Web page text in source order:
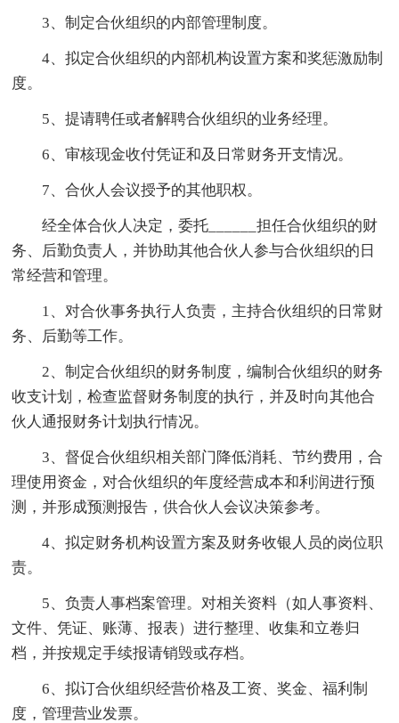
3、制定合伙组织的内部管理制度。
4、拟定合伙组织的内部机构设置方案和奖惩激励制
度。
5、提请聘任或者解聘合伙组织的业务经理。
6、审核现金收付凭证和及日常财务开支情况。
7、合伙人会议授予的其他职权。
经全体合伙人决定，委托______担任合伙组织的财
务、后勤负责人，并协助其他合伙人参与合伙组织的日
常经营和管理。
1、对合伙事务执行人负责，主持合伙组织的日常财
务、后勤等工作。
2、制定合伙组织的财务制度，编制合伙组织的财务
收支计划，检查监督财务制度的执行，并及时向其他合
伙人通报财务计划执行情况。
3、督促合伙组织相关部门降低消耗、节约费用，合
理使用资金，对合伙组织的年度经营成本和利润进行预
测，并形成预测报告，供合伙人会议决策参考。
4、拟定财务机构设置方案及财务收银人员的岗位职
责。
5、负责人事档案管理。对相关资料（如人事资料、
文件、凭证、账薄、报表）进行整理、收集和立卷归
档，并按规定手续报请销毁或存档。
6、拟订合伙组织经营价格及工资、奖金、福利制
度，管理营业发票。